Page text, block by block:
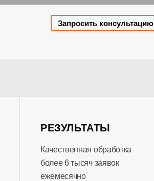
Запросить консультацию
РЕЗУЛЬТАТЫ
Качественная обработка
более 6 тысяч заявок
ежемесячно